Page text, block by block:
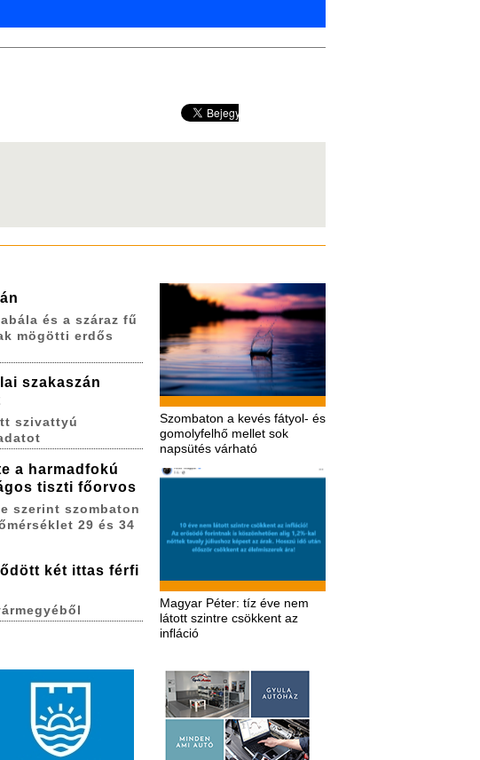
Szombaton a kevés fátyol- és
gomolyfelhő mellet sok
napsütés várható
Magyar Péter: tíz éve nem
látott szintre csökkent az
infláció
és a száraz fű
mögötti erdős
szakaszán
szivattyú
a harmadfokú
tiszti főorvos
szerint szombaton
29 és 34
két ittas férfi